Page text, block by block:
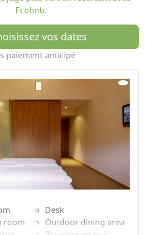
locaux est tout aussi important
des aliments biologiques de
des agriculteurs locaux.
de rien - au contraire, vous
quelque chose de bien pour vous-
l'environnement.
vous aller ...
notre bain de vapeur et notre
garder l'agitation de la vie
dans un nouveau monde de
est bon pour le corps et
sain:
Adler!
palais et vous donnera une
Ecobnb.
vos dates
paiement anticipé
room
Desk
Outdoor dining area